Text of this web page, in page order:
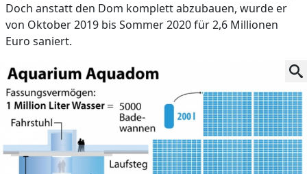
Doch anstatt den Dom komplett abzubauen, wurde er
von Oktober 2019 bis Sommer 2020 für 2,6 Millionen
Euro saniert.